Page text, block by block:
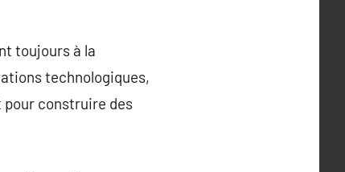
toujours à la
technologiques,
pour construire des